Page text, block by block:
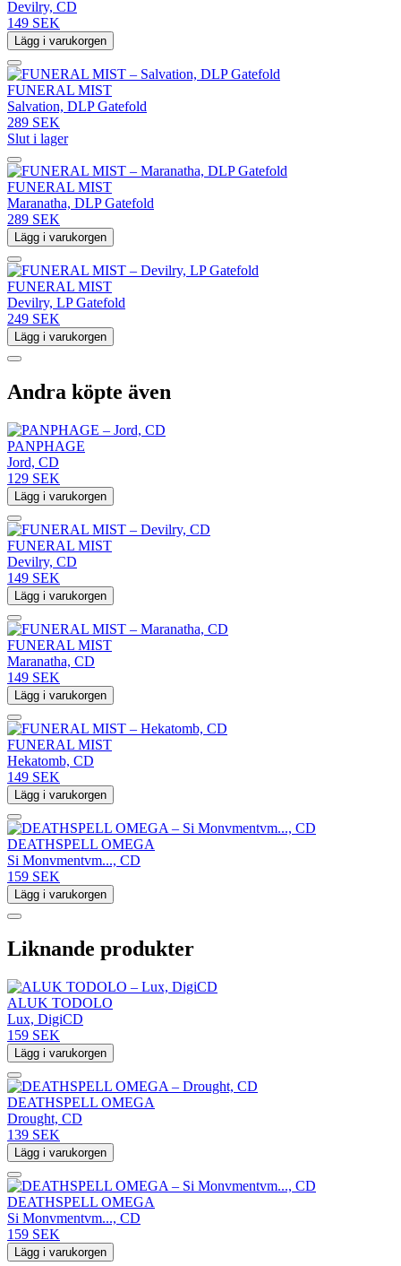
Devilry, CD
149 SEK
Lägg i varukorgen
FUNERAL MIST
Salvation, DLP Gatefold
289 SEK
Slut i lager
FUNERAL MIST
Maranatha, DLP Gatefold
289 SEK
Lägg i varukorgen
FUNERAL MIST
Devilry, LP Gatefold
249 SEK
Lägg i varukorgen
Andra köpte även
PANPHAGE
Jord, CD
129 SEK
Lägg i varukorgen
FUNERAL MIST
Devilry, CD
149 SEK
Lägg i varukorgen
FUNERAL MIST
Maranatha, CD
149 SEK
Lägg i varukorgen
FUNERAL MIST
Hekatomb, CD
149 SEK
Lägg i varukorgen
DEATHSPELL OMEGA
Si Monvmentvm..., CD
159 SEK
Lägg i varukorgen
Liknande produkter
ALUK TODOLO
Lux, DigiCD
159 SEK
Lägg i varukorgen
DEATHSPELL OMEGA
Drought, CD
139 SEK
Lägg i varukorgen
DEATHSPELL OMEGA
Si Monvmentvm..., CD
159 SEK
Lägg i varukorgen